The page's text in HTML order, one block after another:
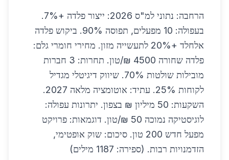
הרחבה: נתוני למ"ס 2026: ייצור פלדה +7%.
בעפולה: 10 מפעלים, תפוסה 90%. ביקוש פלדה
אלחלד +20% לתעשייה מזון. מחירי חומרי גלם:
פלדה שחורה 4500 ₪/טון. תחרות: 3 חברות
מובילות שולטות 70%. שיווק דיגיטלי מגדיל
לקוחות 25%. עתיד: אוטומציה מלאה 2027.
השקעות: 50 מיליון ₪ בצפון. יתרונות עפולה:
לוגיסטיקה נמוכה 50 ₪/טון. דוגמאות: פרויקט
מפעל חדש 200 טון. סיכום: שוק אופטימי,
הזדמנויות רבות. (ספירה: 1187 מילים)